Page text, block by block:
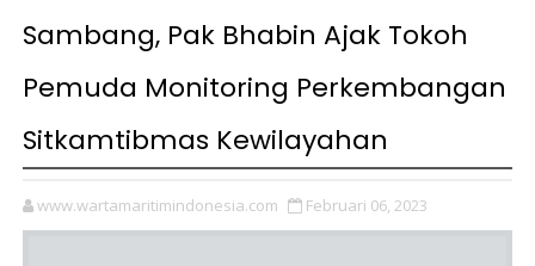
Sambang, Pak Bhabin Ajak Tokoh
Pemuda Monitoring Perkembangan
Sitkamtibmas Kewilayahan
www.wartamaritimindonesia.com Februari 06, 2023